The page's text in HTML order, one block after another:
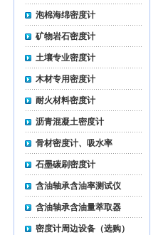
泡棉海绵密度计
矿物岩石密度计
土壤专业密度计
木材专用密度计
耐火材料密度计
沥青混凝土密度计
骨材密度计、吸水率
石墨碳刷密度计
含油轴承含油率测试仪
含油轴承含油量萃取器
密度计周边设备（选购）